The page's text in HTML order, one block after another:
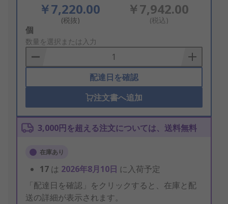
￥7,220.00
(税抜)
￥7,942.00
(税込)
Add
to
Basket
個
数量を選択または入力
配達日を確認
注文書へ追加
3,000円を超える注文については、送料無料
在庫あり
17 は 2026年8月10日 に入荷予定
「配達日を確認」をクリックすると、在庫と配
送の詳細が表示されます。